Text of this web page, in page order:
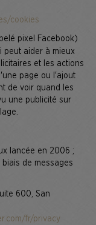
cookies
pixel Facebook)
peut aider à mieux
et les actions
page ou l'ajout
de voir quand les
une publicité sur
lancée en 2006 ;
de messages
600, San
fr/privacy